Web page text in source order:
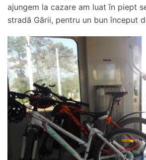
ajungem la cazare am luat în piept
stradă Gării, pentru un bun început